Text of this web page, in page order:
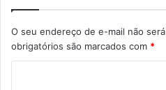
O seu endereço de e-mail não
obrigatórios são marcados com *